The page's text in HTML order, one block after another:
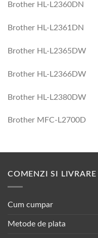
Brother HL-L2360DN
Brother HL-L2361DN
Brother HL-L2365DW
Brother HL-L2366DW
Brother HL-L2380DW
Brother MFC-L2700D
COMENZI SI LIVRARE
Cum cumpar
Metode de plata